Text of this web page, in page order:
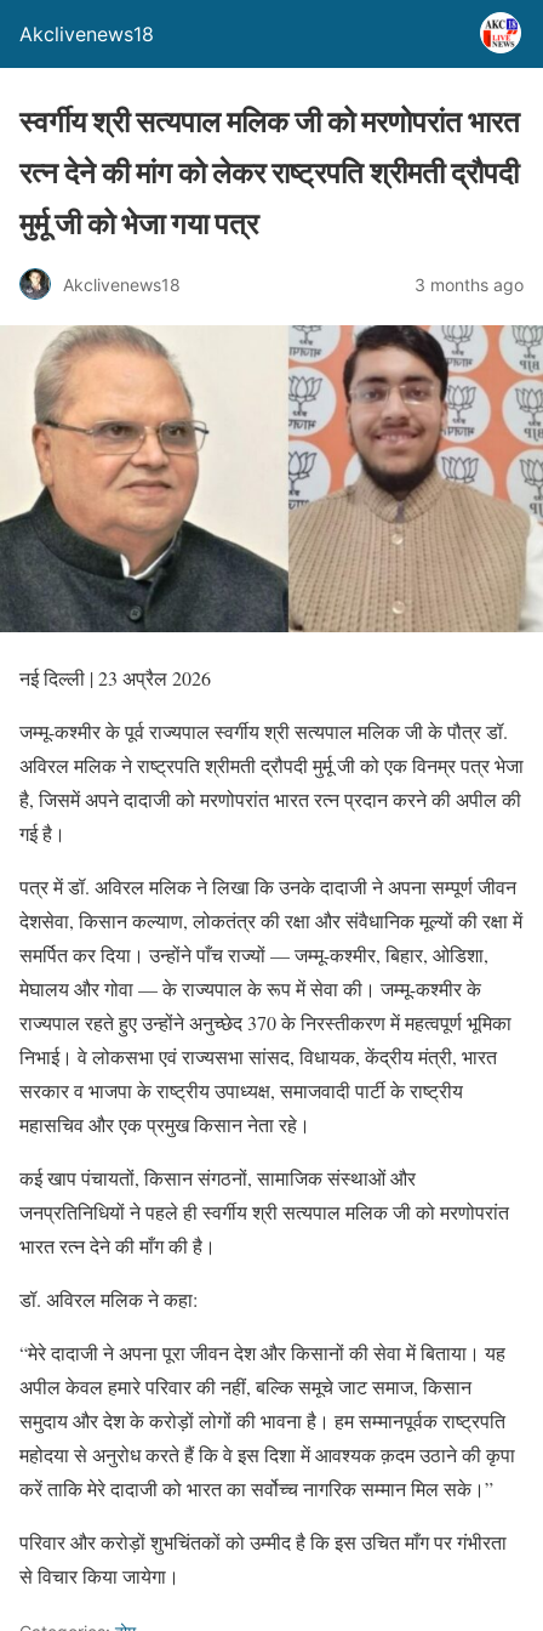
Akclivenews18
स्वर्गीय श्री सत्यपाल मलिक जी को मरणोपरांत भारत
रत्न देने की मांग को लेकर राष्ट्रपति श्रीमती द्रौपदी
मुर्मू जी को भेजा गया पत्र
Akclivenews18 3 months ago
नई दिल्ली | 23 अप्रैल 2026
जम्मू-कश्मीर के पूर्व राज्यपाल स्वर्गीय श्री सत्यपाल मलिक जी के पौत्र डॉ.
अविरल मलिक ने राष्ट्रपति श्रीमती द्रौपदी मुर्मू जी को एक विनम्र पत्र भेजा
है, जिसमें अपने दादाजी को मरणोपरांत भारत रत्न प्रदान करने की अपील की
गई है।
पत्र में डॉ. अविरल मलिक ने लिखा कि उनके दादाजी ने अपना सम्पूर्ण जीवन
देशसेवा, किसान कल्याण, लोकतंत्र की रक्षा और संवैधानिक मूल्यों की रक्षा में
समर्पित कर दिया। उन्होंने पाँच राज्यों — जम्मू-कश्मीर, बिहार, ओडिशा,
मेघालय और गोवा — के राज्यपाल के रूप में सेवा की। जम्मू-कश्मीर के
राज्यपाल रहते हुए उन्होंने अनुच्छेद 370 के निरस्तीकरण में महत्वपूर्ण भूमिका
निभाई। वे लोकसभा एवं राज्यसभा सांसद, विधायक, केंद्रीय मंत्री, भारत
सरकार व भाजपा के राष्ट्रीय उपाध्यक्ष, समाजवादी पार्टी के राष्ट्रीय
महासचिव और एक प्रमुख किसान नेता रहे।
कई खाप पंचायतों, किसान संगठनों, सामाजिक संस्थाओं और
जनप्रतिनिधियों ने पहले ही स्वर्गीय श्री सत्यपाल मलिक जी को मरणोपरांत
भारत रत्न देने की माँग की है।
डॉ. अविरल मलिक ने कहा:
“मेरे दादाजी ने अपना पूरा जीवन देश और किसानों की सेवा में बिताया। यह
अपील केवल हमारे परिवार की नहीं, बल्कि समूचे जाट समाज, किसान
समुदाय और देश के करोड़ों लोगों की भावना है। हम सम्मानपूर्वक राष्ट्रपति
महोदया से अनुरोध करते हैं कि वे इस दिशा में आवश्यक क़दम उठाने की कृपा
करें ताकि मेरे दादाजी को भारत का सर्वोच्च नागरिक सम्मान मिल सके।”
परिवार और करोड़ों शुभचिंतकों को उम्मीद है कि इस उचित माँग पर गंभीरता
से विचार किया जायेगा।